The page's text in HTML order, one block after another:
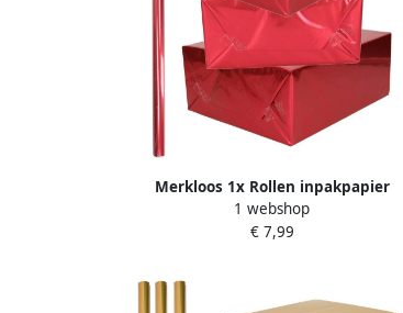
Merkloos 1x Rollen inpakpapier
cadeaufolie metallic rood 200 x 70 cm
Kaftpapier
1 webshop
€ 7,99